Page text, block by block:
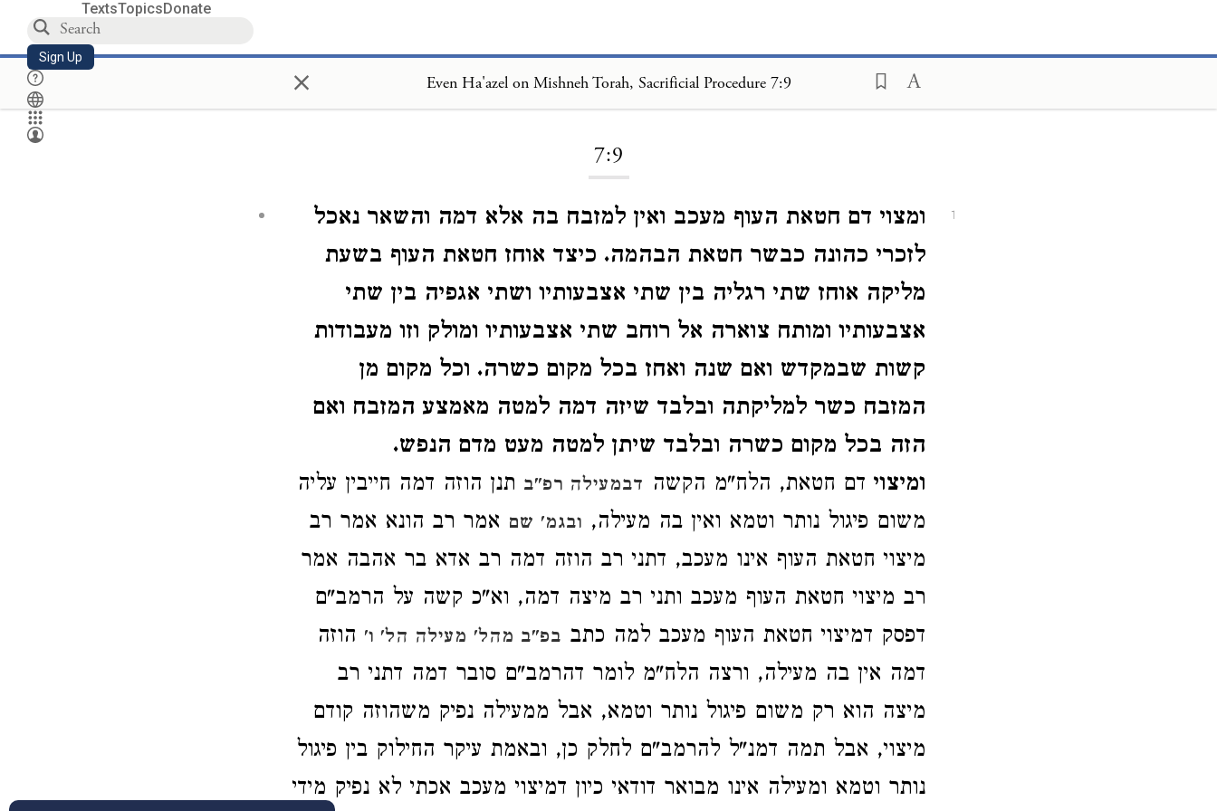
TextsTopicsDonate
Sign Up × Even Ha'azel on Mishneh Torah, Sacrificial Procedure 7:9
7:9
1
ומצוי דם חטאת העוף מעכב ואין למזבח בה אלא דמה והשאר נאכל
לזכרי כהונה כבשר חטאת הבהמה. כיצד אוחז חטאת העוף בשעת
מליקה אוחז שתי רגליה בין שתי אצבעותיו ושתי אגפיה בין שתי
אצבעותיו ומותח צוארה אל רוחב שתי אצבעותיו ומולק וזו מעבודות
קשות שבמקדש ואם שנה ואחז בכל מקום כשרה. וכל מקום מן
המזבח כשר למליקתה ובלבד שיזה דמה למטה מאמצע המזבח ואם
הזה בכל מקום כשרה ובלבד שיתן למטה מעט מדם הנפש.
ומיצוי דם חטאת, הלח"מ הקשה דבמעילה רפ"ב תנן הוזה דמה חייבין עליה
משום פיגול נותר וטמא ואין בה מעילה, ובגמ' שם אמר רב הונא אמר רב
מיצוי חטאת העוף אינו מעכב, דתני רב הוזה דמה רב אדא בר אהבה אמר
רב מיצוי חטאת העוף מעכב ותני רב מיצה דמה, וא"כ קשה על הרמב"ם
דפסק דמיצוי חטאת העוף מעכב למה כתב בפ"ב מהל' מעילה הל' ו' הוזה
דמה אין בה מעילה, ורצה הלח"מ לומר דהרמב"ם סובר דמה דתני רב
מיצה הוא רק משום פיגול נותר וטמא, אבל ממעילה נפיק משהוזה קודם
מיצוי, אבל תמה דמנ"ל להרמב"ם לחלק כן, ובאמת עיקר החילוק בין פיגול
נותר וטמא ומעילה אינו מבואר דודאי כיון דמיצוי מעכב אכתי לא נפיק מידי